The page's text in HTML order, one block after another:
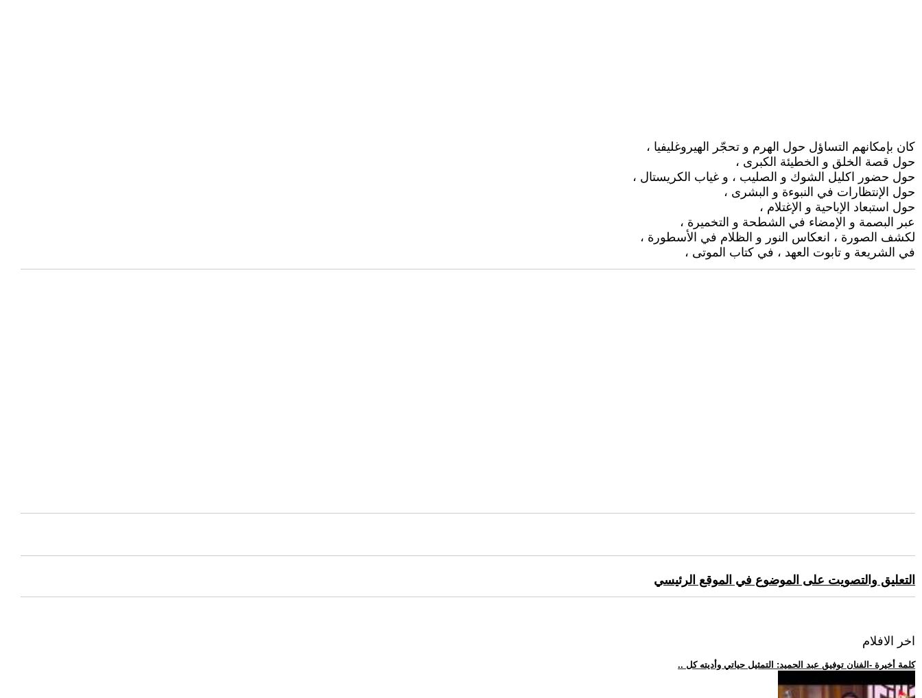
كان بإمكانهم التساؤل حول الهرم و تحجّر الهيروغليفيا ،
حول قصة الخلق و الخطيئة الكبرى ،
حول حضور اكليل الشوك و الصليب ، و غياب الكريستال ،
حول الإنتظارات في النبوءة و البشرى ،
حول استبعاد الإباحية و الإغتلام ،
عبر البصمة و الإمضاء في الشطحة و التخميرة ،
لكشف الصورة ، انعكاس النور و الظلام في الأسطورة ،
في الشريعة و تابوت العهد ، في كتاب الموتى ،
التعليق والتصويت على الموضوع في الموقع الرئيسي
اخر الافلام
.. كلمة أخيرة -الفنان توفيق عبد الحميد: التمثيل حياتي وأديته كل